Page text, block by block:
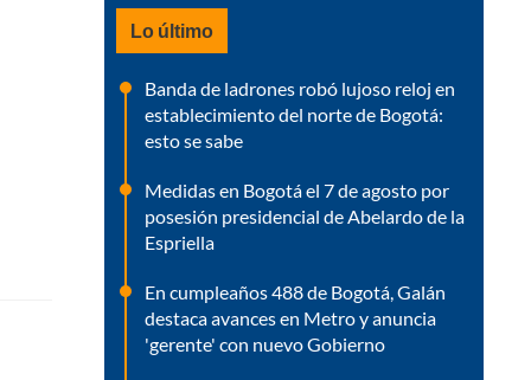
Lo último
Banda de ladrones robó lujoso reloj en
establecimiento del norte de Bogotá:
esto se sabe
Medidas en Bogotá el 7 de agosto por
posesión presidencial de Abelardo de la
Espriella
En cumpleaños 488 de Bogotá, Galán
destaca avances en Metro y anuncia
'gerente' con nuevo Gobierno